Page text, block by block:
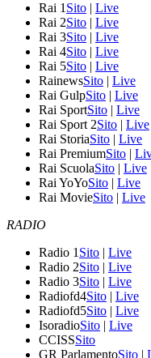
Rai 1 Sito | Live
Rai 2Sito | Live
Rai 3Sito | Live
Rai 4Sito | Live
Rai 5Sito | Live
RainewsSito | Live
Rai GulpSito | Live
Rai SportSito | Live
Rai Sport 2Sito | Live
Rai StoriaSito | Live
Rai PremiumSito |
Rai ScuolaSito | Live
Rai YoYoSito | Live
Rai MovieSito | Live
RADIO
Radio 1 Sito | Live
Radio 2Sito | Live
Radio 3Sito | Live
Radiofd4Sito | Live
Radiofd5Sito | Live
IsoradioSito | Live
CCISSSito
GR ParlamentoSito |